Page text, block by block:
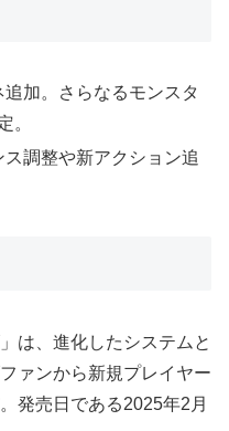
追加。さらなるモンスタ
。
調整や新アクション追
は、進化したシステムと
ァンから新規プレイヤー
発売日である2025年2月